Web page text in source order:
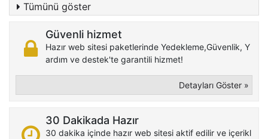
Tümünü göster
Güvenli hizmet
Hazır web sitesi paketlerinde Yedekleme,Güvenlik, Y
ardım ve destek'te garantili hizmet!
Detayları Göster »
30 Dakikada Hazır
30 dakika içinde hazır web sitesi aktif edilir ve içerikl